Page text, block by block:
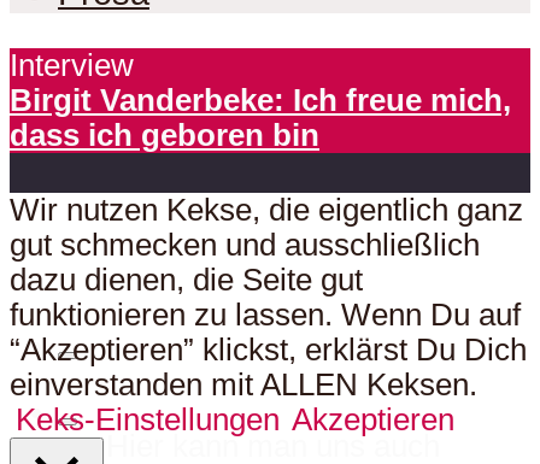
Interview
Birgit Vanderbeke: Ich freue mich,
dass ich geboren bin
Hier kann man uns auch
Wir nutzen Kekse, die eigentlich ganz
gut schmecken und ausschließlich
dazu dienen, die Seite gut
funktionieren zu lassen. Wenn Du auf
“Akzeptieren” klickst, erklärst Du Dich
einverstanden mit ALLEN Keksen.
Keks-Einstellungen Akzeptieren